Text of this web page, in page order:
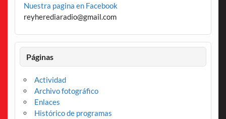
Nuestra pagina en Facebook
reyherediaradio@gmail.com
Páginas
Actividad
Archivo fotográfico
Enlaces
Histórico de programas